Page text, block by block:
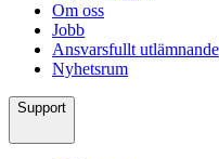
Om oss
Jobb
Ansvarsfullt utlämnande
Nyhetsrum
Support